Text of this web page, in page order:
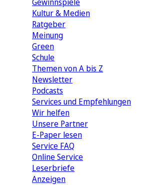
Kultur & Medien
Ratgeber
Meinung
Green
Schule
Themen von A bis Z
Newsletter
Podcasts
Services und Empfehlungen
Wir helfen
Unsere Partner
E-Paper lesen
Service FAQ
Online Service
Leserbriefe
Anzeigen